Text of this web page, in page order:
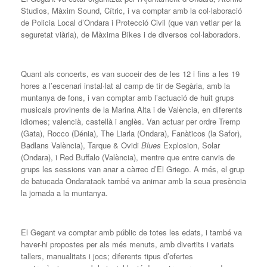
Studios, Màxim Sound, Cítric, i va comptar amb la col·laboració
de Policia Local d’Ondara i Protecció Civil (que van vetlar per la
seguretat viària), de Màxima Bikes i de diversos col·laboradors.
Quant als concerts, es van succeir des de les 12 i fins a les 19
hores a l’escenari instal·lat al camp de tir de Segària, amb la
muntanya de fons, i van comptar amb l’actuació de huit grups
musicals provinents de la Marina Alta i de València, en diferents
idiomes; valencià, castellà i anglès. Van actuar per ordre Tremp
(Gata), Rocco (Dénia), The Liarla (Ondara), Fanàticos (la Safor),
Badlans València), Tarque & Ovidi Blues Explosion, Solar
(Ondara), i Red Buffalo (València), mentre que entre canvis de
grups les sessions van anar a càrrec d’El Griego. A més, el grup
de batucada Ondaratack també va animar amb la seua presència
la jornada a la muntanya.
El Gegant va comptar amb públic de totes les edats, i també va
haver-hi propostes per als més menuts, amb divertits i variats
tallers, manualitats i jocs; diferents tipus d’ofertes